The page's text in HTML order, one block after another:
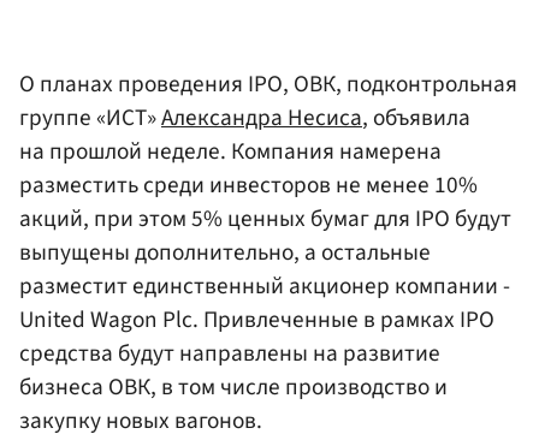
О планах проведения IPO, ОВК, подконтрольная
группе «ИСТ»Александра Несиса, объявила
на прошлой неделе. Компания намерена
разместить среди инвесторов не менее 10%
акций, при этом 5% ценных бумаг для IPO будут
выпущены дополнительно, а остальные
разместит единственный акционер компании -
United Wagon Plc. Привлеченные в рамках IPO
средства будут направлены на развитие
бизнеса ОВК, в том числе производство и
закупку новых вагонов.